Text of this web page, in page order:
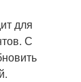
для
С